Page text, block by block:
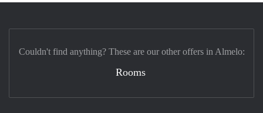
Couldn't find anything? These are our other offers in Almelo:
Rooms